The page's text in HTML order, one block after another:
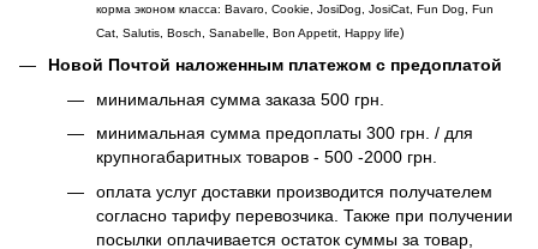
корма эконом класса: Bavaro, Cookie, JosiDog, JosiCat, Fun Dog, Fun
Cat, Salutis, Bosch, Sanabelle, Bon Appetit, Happy life)
Новой Почтой наложенным платежом с предоплатой
минимальная сумма заказа 500 грн.
минимальная сумма предоплаты 300 грн. / для
крупногабаритных товаров - 500 -2000 грн.
оплата услуг доставки производится получателем
согласно тарифу перевозчика. Также при получении
посылки оплачивается остаток суммы за товар,